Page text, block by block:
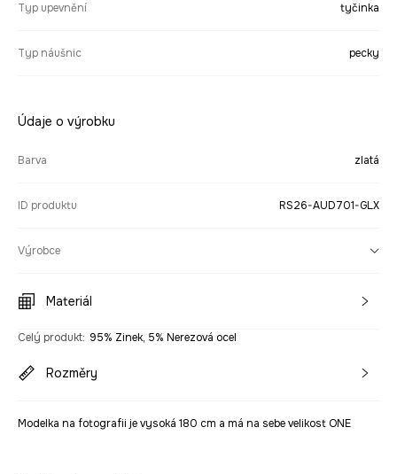
Typ upevnění tyčinka
Typ náušnic pecky
Údaje o výrobku
Barva zlatá
ID produktu RS26-AUD701-GLX
Výrobce
Materiál
Celý produkt: 95% Zinek, 5% Nerezová ocel
Rozměry
Modelka na fotografii je vysoká 180 cm a má na sebe velikost ONE